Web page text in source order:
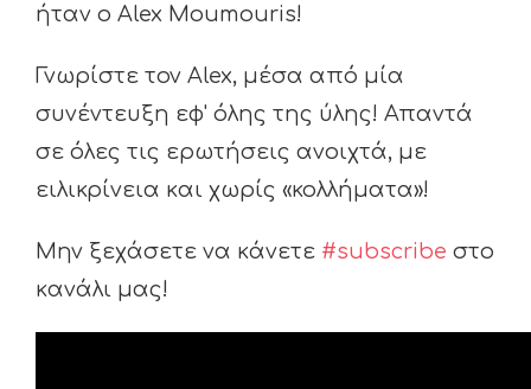
ήταν ο Alex Moumouris!
Γνωρίστε τον Alex, μέσα από μία
συνέντευξη εφ' όλης της ύλης! Απαντά
σε όλες τις ερωτήσεις ανοιχτά, με
ειλικρίνεια και χωρίς «κολλήματα»!
Μην ξεχάσετε να κάνετε #subscribe στο
κανάλι μας!